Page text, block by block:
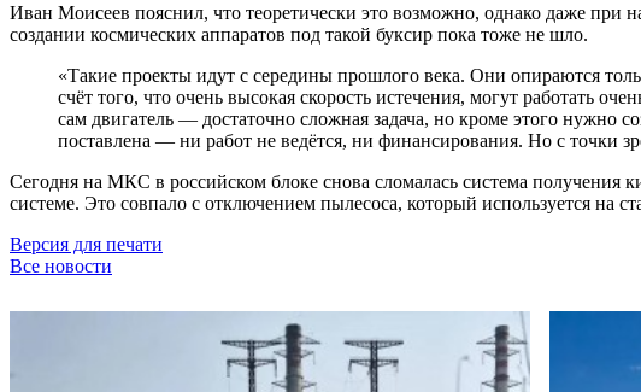
Иван Моисеев пояснил, что теоретически это возможно, однако даже при
создании космических аппаратов под такой буксир пока тоже не шло.
«Такие проекты идут с середины прошлого века. Они опираются
счёт того, что очень высокая скорость истечения, могут работать
сам двигатель — достаточно сложная задача, но кроме этого нужно
поставлена — ни работ не ведётся, ни финансирования. Но с точки
Сегодня на МКС в российском блоке снова сломалась система
системе. Это совпало с отключением пылесоса, который используется на
Версия для печати
Все новости